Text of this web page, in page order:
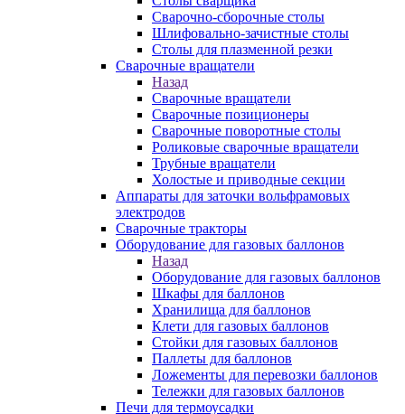
Сварочно-сборочные столы
Шлифовально-зачистные столы
Столы для плазменной резки
Сварочные вращатели
Назад
Сварочные вращатели
Сварочные позиционеры
Сварочные поворотные столы
Роликовые сварочные вращатели
Трубные вращатели
Холостые и приводные секции
Аппараты для заточки вольфрамовых
электродов
Сварочные тракторы
Оборудование для газовых баллонов
Назад
Оборудование для газовых баллонов
Шкафы для баллонов
Хранилища для баллонов
Клети для газовых баллонов
Стойки для газовых баллонов
Паллеты для баллонов
Ложементы для перевозки баллонов
Тележки для газовых баллонов
Печи для термоусадки